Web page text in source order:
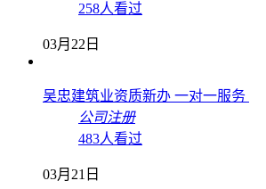
258人看过
03月22日
吴忠建筑业资质新办 一对一服务
公司注册
483人看过
03月21日